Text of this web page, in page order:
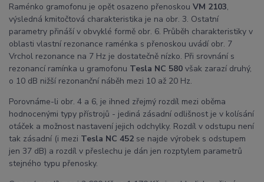
Raménko gramofonu je opět osazeno přenoskou VM 2103,
výsledná kmitočtová charakteristika je na obr. 3. Ostatní
parametry přináší v obvyklé formě obr. 6. Průběh charakteristiky v
oblasti vlastní rezonance raménka s přenoskou uvádí obr. 7
Vrchol rezonance na 7 Hz je dostatečně nízko. Při srovnání s
rezonancí ramínka u gramofonu Tesla NC 580 však zarazí druhý,
o 10 dB nižší rezonanční náběh mezi 10 až 20 Hz.
Porovnáme-li obr. 4 a 6, je ihned zřejmý rozdíl mezi oběma
hodnocenými typy přístrojů - jediná zásadní odlišnost je v kolísání
otáček a možnost nastavení jejich odchylky. Rozdíl v odstupu není
tak zásadní (i mezi Tesla NC 452 se najde výrobek s odstupem
jen 37 dB) a rozdíl v přeslechu je dán jen rozptylem parametrů
stejného typu přenosky.